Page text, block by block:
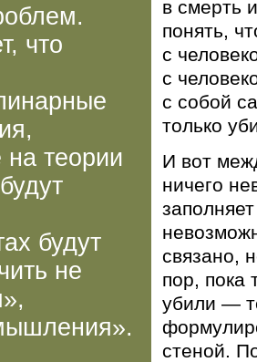
что
теории
будут
не
в смерть
понять,
с
с
с собой
только
И вот
ничего
связано,
пор, пока
убили —
стеной.